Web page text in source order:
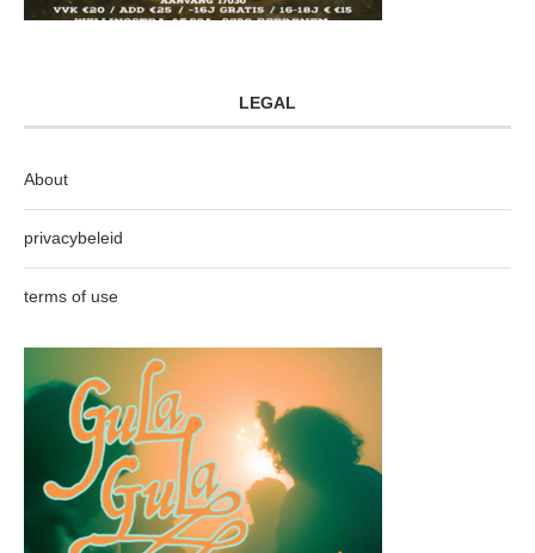
LEGAL
About
privacybeleid
terms of use